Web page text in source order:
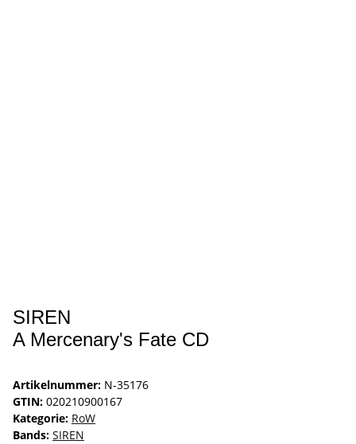
SIREN
A Mercenary's Fate CD
Artikelnummer: N-35176
GTIN: 020210900167
Kategorie: RoW
Bands: SIREN